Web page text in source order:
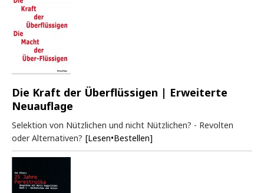
Die Kraft der Überflüssigen | Erweiterte
Neuauflage
Selektion von Nützlichen und nicht Nützlichen? - Revolten
oder Alternativen? [Lesen•Bestellen]